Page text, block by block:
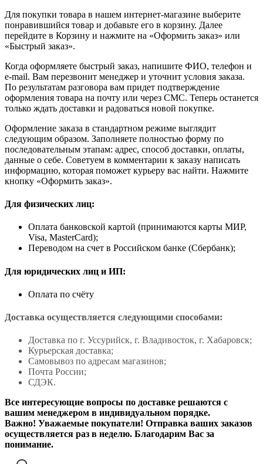
Для покупки товара в нашем интернет-магазине выберите
понравившийся товар и добавьте его в корзину. Далее
перейдите в Корзину и нажмите на «Оформить заказ» или
«Быстрый заказ».
Когда оформляете быстрый заказ, напишите ФИО, телефон и
e-mail. Вам перезвонит менеджер и уточнит условия заказа.
По результатам разговора вам придет подтверждение
оформления товара на почту или через СМС. Теперь останется
только ждать доставки и радоваться новой покупке.
Оформление заказа в стандартном режиме выглядит
следующим образом. Заполняете полностью форму по
последовательным этапам: адрес, способ доставки, оплаты,
данные о себе. Советуем в комментарии к заказу написать
информацию, которая поможет курьеру вас найти. Нажмите
кнопку «Оформить заказ».
Для физических лиц:
Оплата банковской картой (принимаются карты МИР,
Visa, MasterCard);
Переводом на счет в Российском банке (Сбербанк);
Для юридических лиц и ИП:
Оплата по счёту
Доставка осуществляется следующими способами:
Доставка по г. Уссурийск, г. Владивосток, г. Хабаровск;
Курьерская доставка;
Самовывоз по адресам магазинов;
Почта России;
СДЭК.
Все интересующие вопросы по доставке решаются с
вашим менеджером в индивидуальном порядке.
Важно! Уважаемые покупатели! Отправка ваших заказов
осуществляется раз в неделю. Благодарим Вас за
понимание.